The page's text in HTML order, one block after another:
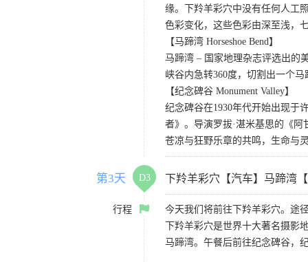
缘。下羚羊彩穴中没有任何人工
色彩变化，这些色彩由深至浅，
【马蹄湾 Horseshoe Bend】
马蹄湾 – 国家地理杂志评选出的
峡谷内急转360度，切割出一个
【纪念碑谷 Monument Valley】
纪念碑谷在1930年代开始出现于
者》。导演罗拔·湛米基思的《
苍凉与狂野乐章的共鸣，生命与
第3天 D3 下羚羊彩穴【汽车】马蹄湾
行程
今天我们将前往下羚羊彩穴。途
下羚羊彩穴是世界十大著名摄
马蹄湾。午餐后前往纪念碑谷，